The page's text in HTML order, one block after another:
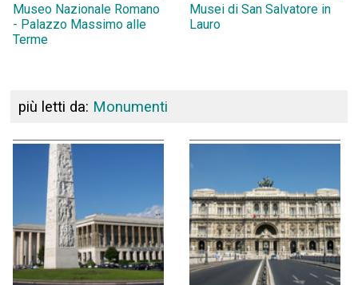
Museo Nazionale Romano
- Palazzo Massimo alle
Terme
Musei di San Salvatore in
Lauro
più letti da: Monumenti